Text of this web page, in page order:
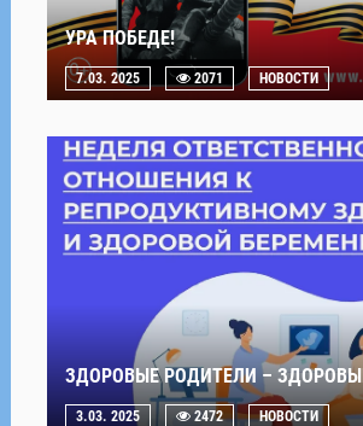
УРА ПОБЕДЕ!
7.03. 2025 2071 НОВОСТИ
ЗДОРОВЫЕ РОДИТЕЛИ –
3.03. 2025 2472 НОВОСТИ